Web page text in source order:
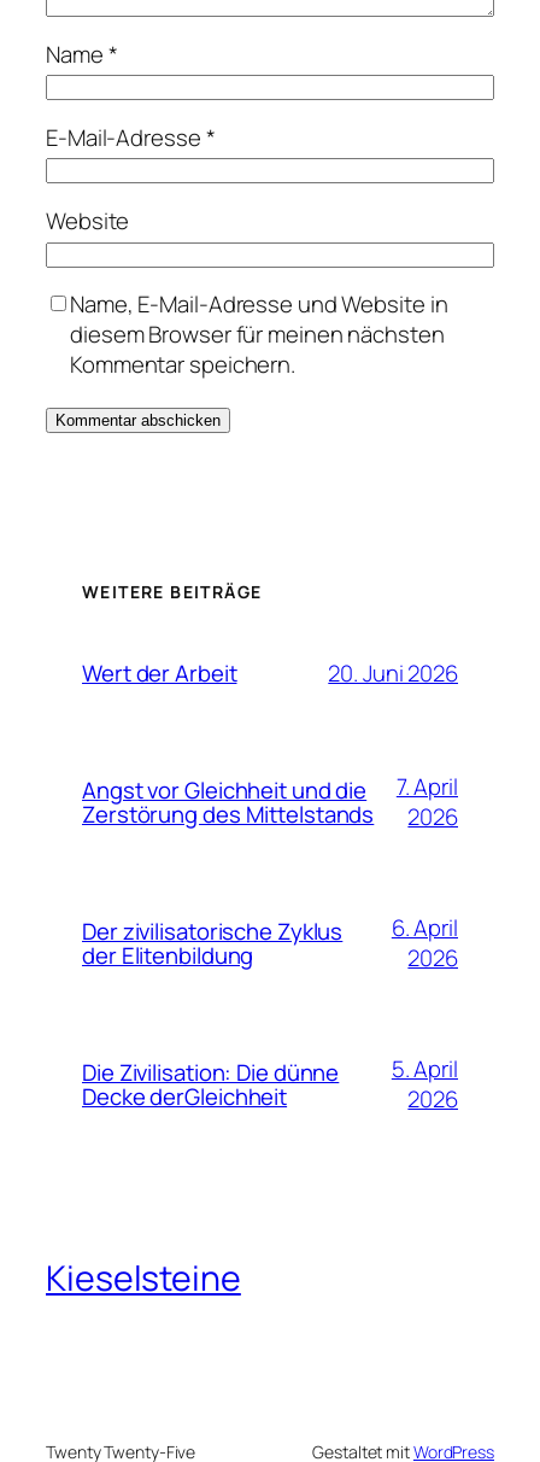
Name*
E-Mail-Adresse*
Website
Name, E-Mail-Adresse und Website in
diesem Browser für meinen nächsten
Kommentar speichern.
WEITERE BEITRÄGE
Wert der Arbeit 20. Juni 2026
Angst vor Gleichheit und die
Zerstörung des Mittelstands
7. April
2026
Der zivilisatorische Zyklus
der Elitenbildung
6. April
2026
Die Zivilisation: Die dünne
Decke derGleichheit
5. April
2026
Kieselsteine
Twenty Twenty-Five Gestaltet mitWordPress